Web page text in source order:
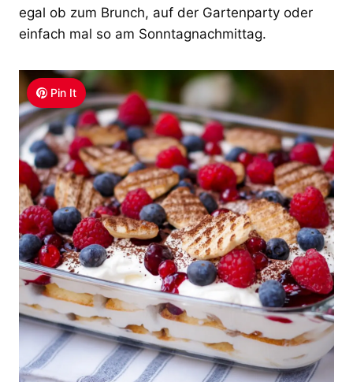
egal ob zum Brunch, auf der Gartenparty oder
einfach mal so am Sonntagnachmittag.
Pin It